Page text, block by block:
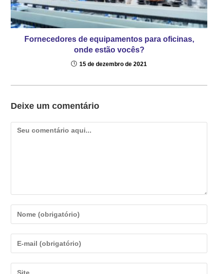
Fornecedores de equipamentos para oficinas,
onde estão vocês?
15 de dezembro de 2021
Deixe um comentário